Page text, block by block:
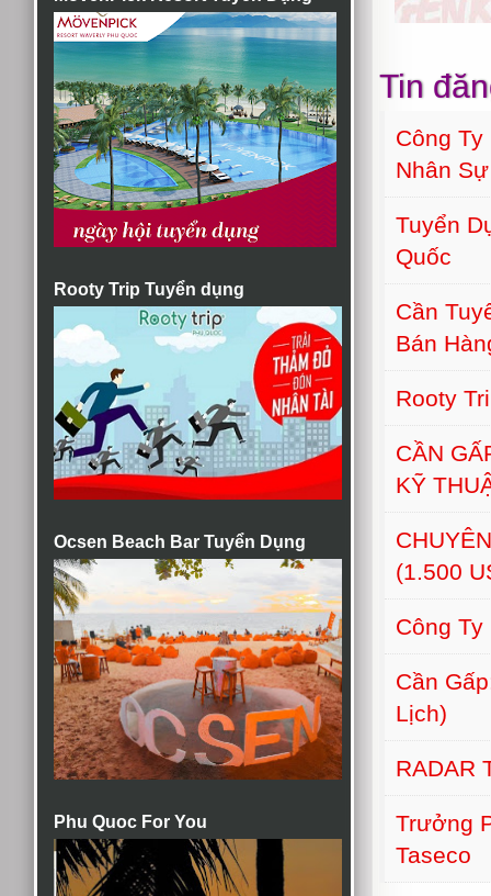
Rooty Trip Tuyển dụng
Ocsen Beach Bar Tuyển Dụng
Phu Quoc For You
Tin
Công Ty
Nhân
Tuyển
Quốc
Cần
Bán
Rooty
CẦN
KỸ
(1.500
Công
Cần
Lịch)
RADAR
Trưởng
Taseco